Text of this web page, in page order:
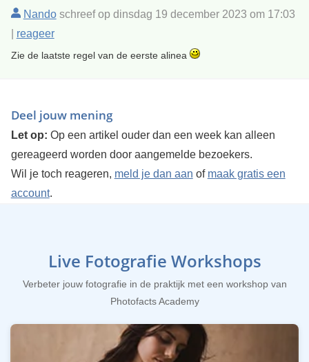
Nandoschreef op dinsdag 19 december 2023 om 17:03
reageer
Zie de laatste regel van de eerste alinea
Deel jouw mening
Let op: Op een artikel ouder dan een week kan alleen
gereageerd worden door aangemelde bezoekers.
Wil je toch reageren, meld je dan aan of maak gratis een
account.
Live Fotografie Workshops
Verbeter jouw fotografie in de praktijk met een workshop van
Photofacts Academy